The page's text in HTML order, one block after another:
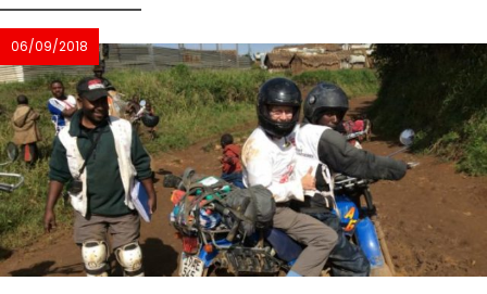
06/09/2018